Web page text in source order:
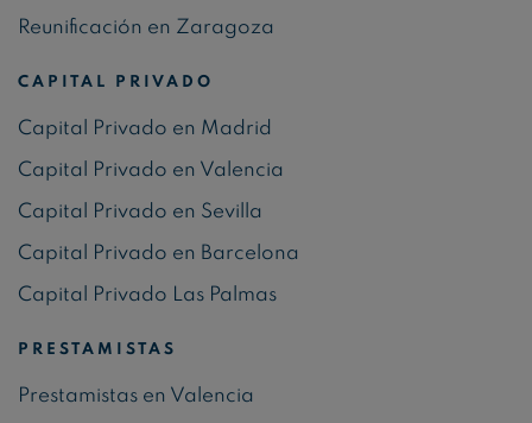
Reunificación en Zaragoza
CAPITAL PRIVADO
Capital Privado en Madrid
Capital Privado en Valencia
Capital Privado en Sevilla
Capital Privado en Barcelona
Capital Privado Las Palmas
PRESTAMISTAS
Prestamistas en Valencia